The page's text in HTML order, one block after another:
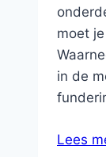
moet
in de
Lees